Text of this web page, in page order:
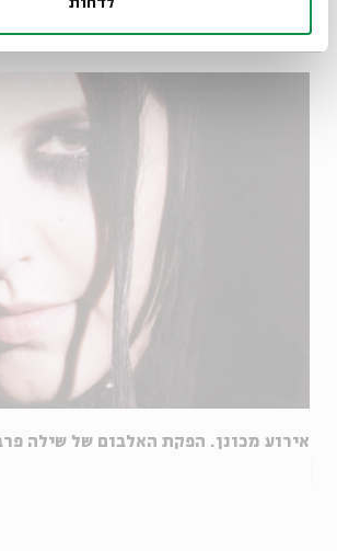
לדחות
לשבת עם איש הסאונד אורי ברק, להסביר
ששמעתי ברמקולים את מה שקודם לכן
אירוע מכונן. הפקת האלבום של שילה